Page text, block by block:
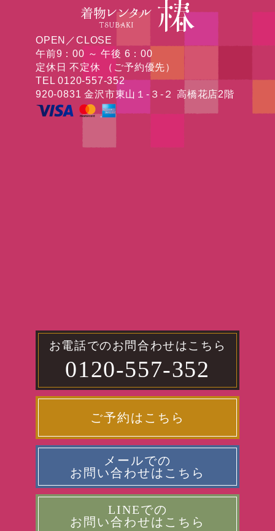
OPEN／CLOSE
午前9：00 ～ 午後 6：00
定休日 不定休 （ご予約優先）
TEL 0120-557-352
920-0831 金沢市東山１-３-２ 高橋花店2階
お電話でのお問合わせはこちら
0120-557-352
ご予約はこちら
メールでの
お問い合わせはこちら
LINEでの
お問い合わせはこちら